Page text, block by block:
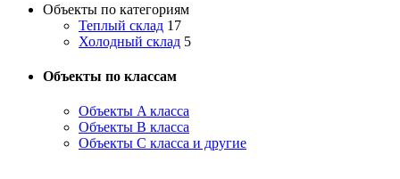
Объекты по категориям
Теплый склад 17
Холодный склад 5
Объекты по классам
Объекты A класса
Объекты B класса
Объекты С класса и другие